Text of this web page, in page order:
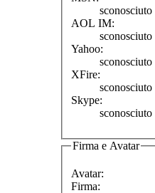
sconosciuto
AOL IM:
sconosciuto
Yahoo:
sconosciuto
XFire:
sconosciuto
Skype:
sconosciuto
Firma e Avatar
Avatar:
Firma: